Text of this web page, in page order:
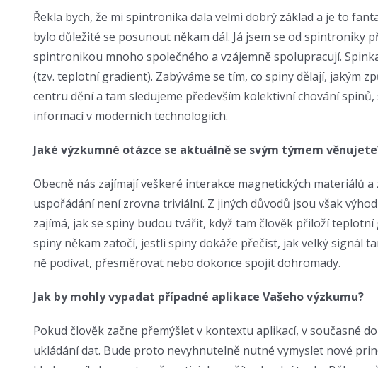
Řekla bych, že mi spintronika dala velmi dobrý základ a je to
bylo důležité se posunout někam dál. Já jsem se od
spintronikou mnoho společného a vzájemně spolupracují.
(tzv. teplotní gradient). Zabýváme se tím, co spiny dělají, jakým
centru dění a tam sledujeme především kolektivní chování
informací v moderních technologiích.
Jaké výzkumné otázce se aktuálně se svým týmem
Obecně nás zajímají veškeré interakce magnetických materiálů
uspořádání není zrovna triviální. Z jiných důvodů jsou však
zajímá, jak se spiny budou tvářit, když tam člověk přiloží
spiny někam zatočí, jestli spiny dokáže přečíst, jak velký signál
ně podívat, přesměrovat nebo dokonce spojit dohromady.
Jak by mohly vypadat případné aplikace Vašeho výzkumu?
Pokud člověk začne přemýšlet v kontextu aplikací, v současné
ukládání dat. Bude proto nevyhnutelně nutné vymyslet nové